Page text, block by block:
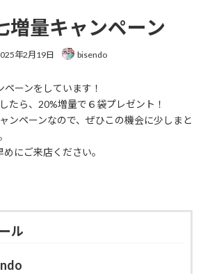
増量キャンペーン
年2月19日 bisendo
ーンをしています！
たら、20%増量で６袋プレゼント！
ンペーンなので、ぜひこの機会に少しまと
にご来店ください。
ル